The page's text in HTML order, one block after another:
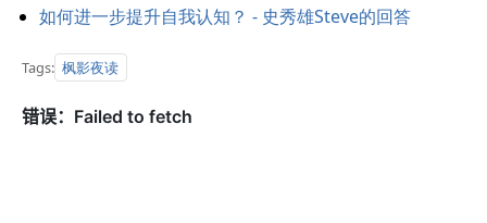
如何进一步提升自我认知？ - 史秀雄Steve的回答
Tags: 枫影夜读